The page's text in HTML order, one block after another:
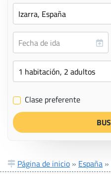
✔ Clase preferente
Página de inicio » España »